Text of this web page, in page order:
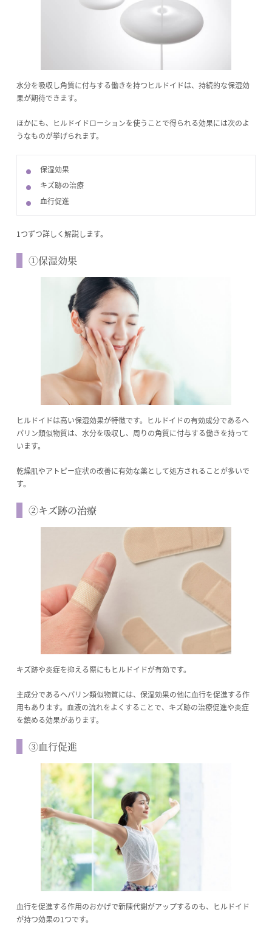
水分を吸収し角質に付与する働きを持つヒルドイドは、持続的な保湿効
果が期待できます。
ほかにも、ヒルドイドローションを使うことで得られる効果には次のよ
うなものが挙げられます。
保湿効果
キズ跡の治療
血行促進
1つずつ詳しく解説します。
①保湿効果
ヒルドイドは高い保湿効果が特徴です。ヒルドイドの有効成分であるヘ
パリン類似物質は、水分を吸収し、周りの角質に付与する働きを持って
います。
乾燥肌やアトピー症状の改善に有効な薬として処方されることが多いで
す。
②キズ跡の治療
キズ跡や炎症を抑える際にもヒルドイドが有効です。
主成分であるヘパリン類似物質には、保湿効果の他に血行を促進する作
用もあります。血液の流れをよくすることで、キズ跡の治療促進や炎症
を鎮める効果があります。
③血行促進
血行を促進する作用のおかげで新陳代謝がアップするのも、ヒルドイド
が持つ効果の1つです。